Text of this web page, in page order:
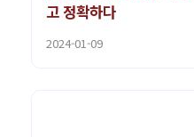
고 정확하다
2024-01-09